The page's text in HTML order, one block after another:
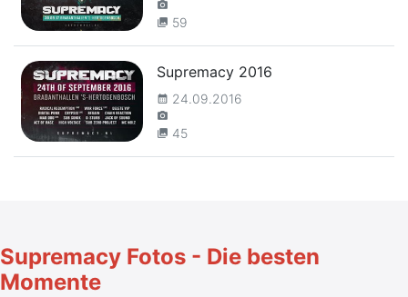
camera_alt
collections 59
Supremacy 2016
calendar_month 24.09.2016
camera_alt
collections 45
Supremacy Fotos - Die besten
Momente